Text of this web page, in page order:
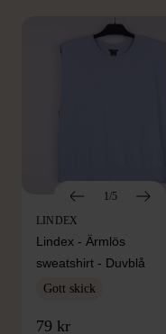
1/5
LINDEX
Lindex - Ärmlös
sweatshirt - Duvblå
Gott skick
79 kr